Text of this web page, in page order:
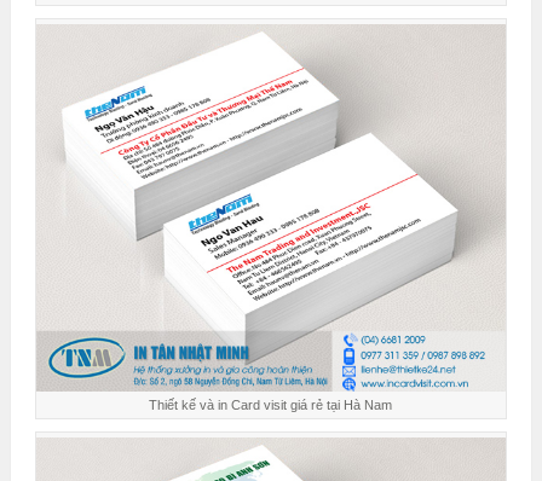
Thiết kế và in Card visit giá rẻ tại Hà Nam